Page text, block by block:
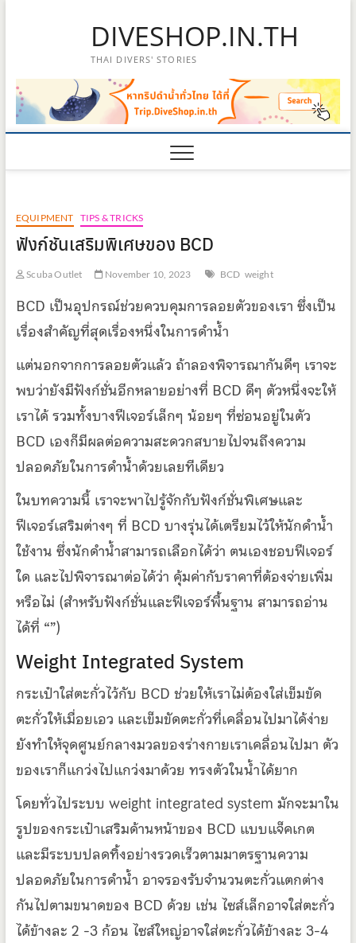
DIVESHOP.IN.TH
THAI DIVERS' STORIES
EQUIPMENT TIPS & TRICKS
ฟังก์ชันเสริมพิเศษของ BCD
Scuba Outlet November 10, 2023 BCD weight
BCD เป็นอุปกรณ์ช่วยควบคุมการลอยตัวของเรา ซึ่งเป็น
เรื่องสำคัญที่สุดเรื่องหนึ่งในการดำน้ำ
แต่นอกจากการลอยตัวแล้ว ถ้าลองพิจารณากันดีๆ เราจะ
พบว่ายังมีฟังก์ชั่นอีกหลายอย่างที่ BCD ดีๆ ตัวหนึ่งจะให้
เราได้ รวมทั้งบางฟีเจอร์เล็กๆ น้อยๆ ที่ซ่อนอยู่ในตัว
BCD เองก็มีผลต่อความสะดวกสบายไปจนถึงความ
ปลอดภัยในการดำน้ำด้วยเลยทีเดียว
ในบทความนี้ เราจะพาไปรู้จักกับฟังก์ชั่นพิเศษและ
ฟีเจอร์เสริมต่างๆ ที่ BCD บางรุ่นได้เตรียมไว้ให้นักดำน้ำ
ใช้งาน ซึ่งนักดำน้ำสามารถเลือกได้ว่า ตนเองชอบฟีเจอร์
ใด และไปพิจารณาต่อได้ว่า คุ้มค่ากับราคาที่ต้องจ่ายเพิ่ม
หรือไม่ (สำหรับฟังก์ชั่นและฟีเจอร์พื้นฐาน สามารถอ่าน
ได้ที่ “”)
Weight Integrated System
กระเป๋าใส่ตะกั่วไว้กับ BCD ช่วยให้เราไม่ต้องใส่เข็มขัด
ตะกั่วให้เมื่อยเอว และเข็มขัดตะกั่วที่เคลื่อนไปมาได้ง่าย
ยังทำให้จุดศูนย์กลางมวลของร่างกายเราเคลื่อนไปมา ตัว
ของเราก็แกว่งไปแกว่งมาด้วย ทรงตัวในน้ำได้ยาก
โดยทั่วไประบบ weight integrated system มักจะมาใน
รูปของกระเป๋าเสริมด้านหน้าของ BCD แบบแจ็คเกต
และมีระบบปลดทิ้งอย่างรวดเร็วตามมาตรฐานความ
ปลอดภัยในการดำน้ำ อาจรองรับจำนวนตะกั่วแตกต่าง
กันไปตามขนาดของ BCD ด้วย เช่น ไซส์เล็กอาจใส่ตะกั่ว
ได้ข้างละ 2 -3 ก้อน ไซส์ใหญ่อาจใส่ตะกั่วได้ข้างละ 3-4